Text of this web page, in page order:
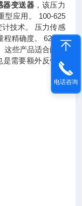
器变送器 ，该压力
型应用。 100-625
技术。 压力传感
程精确度。 625 系
这些产品适合配合
需要额外反馈信
电话咨询